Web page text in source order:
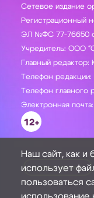
Сетевое издание
ЭЛ №ФС 77-76650
Учредитель: ООО
Главный редактор:
Телефон
Телефон главного
Электронная
12+
ЗАДАТЬ ВОПРОС
Наш сайт, как и
использует
пользоваться